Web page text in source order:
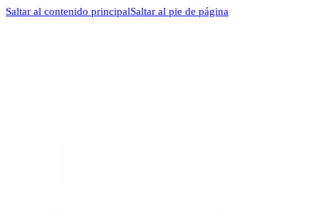
Saltar al contenido principalSaltar al pie de página